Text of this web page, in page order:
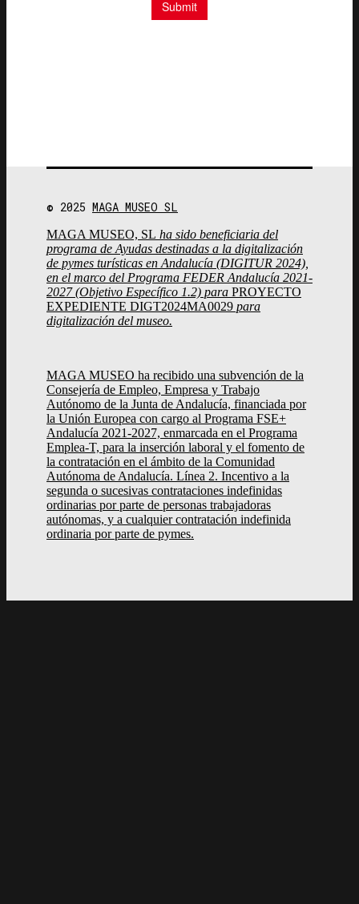
© 2025 MAGA MUSEO SL
MAGA MUSEO, SL ha sido beneficiaria del
programa de Ayudas destinadas a la digitalización
de pymes turísticas en Andalucía (DIGITUR 2024),
en el marco del Programa FEDER Andalucía 2021-
2027 (Objetivo Específico 1.2) para PROYECTO
EXPEDIENTE DIGT2024MA0029 para
digitalización del museo.
MAGA MUSEO ha recibido una subvención de la
Consejería de Empleo, Empresa y Trabajo
Autónomo de la Junta de Andalucía, financiada por
la Unión Europea con cargo al Programa FSE+
Andalucía 2021-2027, enmarcada en el Programa
Emplea-T, para la inserción laboral y el fomento de
la contratación en el ámbito de la Comunidad
Autónoma de Andalucía. Línea 2. Incentivo a la
segunda o sucesivas contrataciones indefinidas
ordinarias por parte de personas trabajadoras
autónomas, y a cualquier contratación indefinida
ordinaria por parte de pymes.